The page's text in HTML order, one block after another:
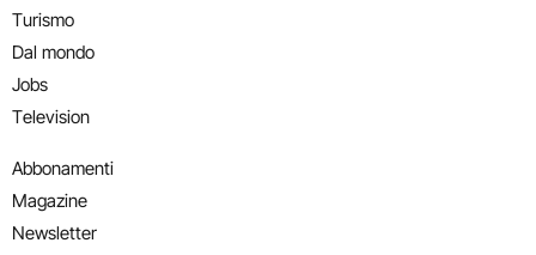
Turismo
Dal mondo
Jobs
Television
Abbonamenti
Magazine
Newsletter